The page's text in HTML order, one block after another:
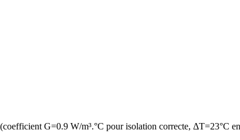
G=0.9 W/m³.°C pour isolation correcte, ΔT=23°C